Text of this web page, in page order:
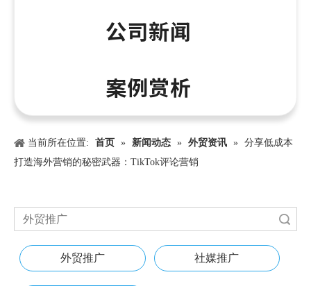
公司新闻
案例赏析
当前所在位置: 首页 » 新闻动态 » 外贸资讯 » 分享低成本
打造海外营销的秘密武器：TikTok评论营销
外贸推广 社媒推广